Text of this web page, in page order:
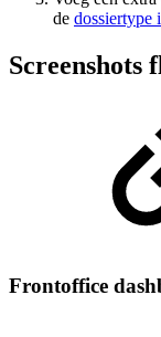
de dossiertype
Screenshots
Frontoffice